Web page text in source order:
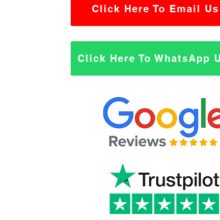
Click Here To Email Us
Click Here To WhatsApp